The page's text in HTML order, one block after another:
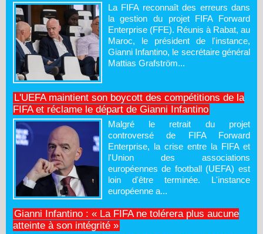
La FIFA reconnaît des erreurs dans
la gestion du projet FIFA Forward
Enterprise (FFE). Réunis à Rabat, au
Maroc, le président de l'instance,
Gianni Infantino, le secrétaire général
Mattias Grafström...
L'UEFA maintient son boycott des compétitions de la
FIFA et réclame le départ de Gianni Infantino
Malgré le retrait du projet
controversé de FIFA Forward
Enterprise, la crise entre la FIFA et
l'Union des associations
européennes de football (UEFA) est
loin d'être terminée. L'instance
européenne a...
Gianni Infantino : « La FIFA ne tolérera plus aucune
atteinte à son intégrité »